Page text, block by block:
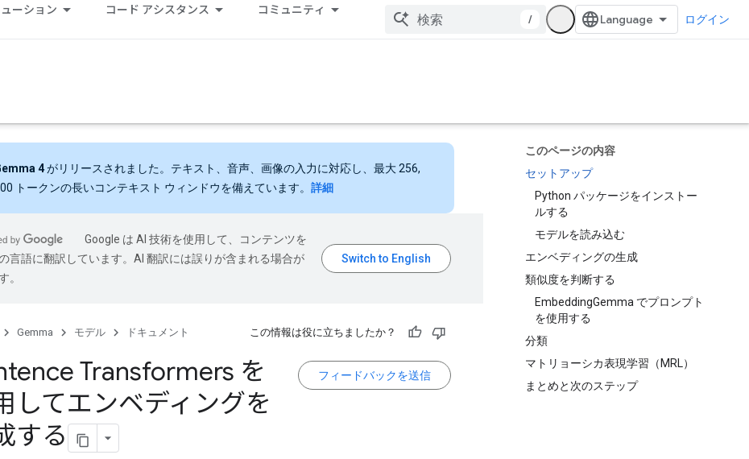
ーション コード アシスタンス コミュニティ
/ ログイン
このページの内容
セットアップ
Python パッケージをインストー
ルする
モデルを読み込む
エンベディングの生成
類似度を判断する
EmbeddingGemma でプロンプト
を使用する
分類
マトリョーシカ表現学習（MRL）
まとめと次のステップ
4がリリースされました。テキスト、音声、画像の入力に対応し、最大 256,
トークンの長いコンテキスト ウィンドウを備えています。 詳細
Google は AI 技術を使用して、コンテンツを
言語に翻訳しています。AI 翻訳には誤りが含まれる場合が
。
Gemma モデル ドキュメント この情報は役に立ちましたか？
フィードバックを送信
Transformers を
してエンベディングを
する